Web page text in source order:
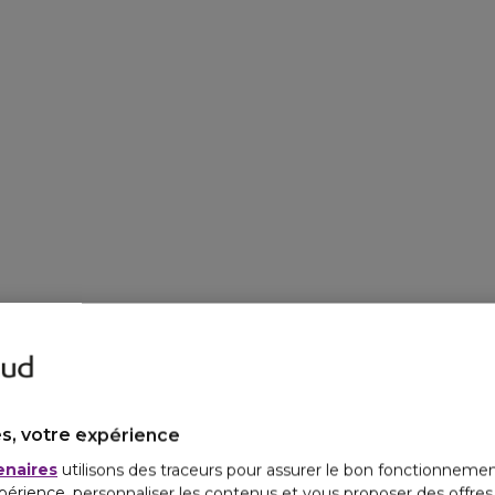
votre expérience
utilisons des traceurs pour assurer le bon